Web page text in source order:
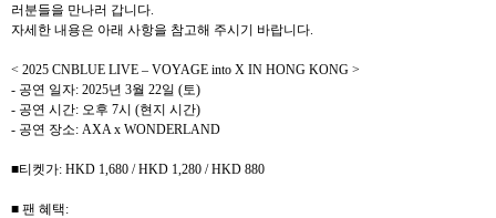
러분들을 만나러 갑니다.
자세한 내용은 아래 사항을 참고해 주시기 바랍니다.
< 2025 CNBLUE LIVE – VOYAGE into X IN HONG KONG >
- 공연 일자: 2025년 3월 22일 (토)
- 공연 시간: 오후 7시 (현지 시간)
- 공연 장소: AXA x WONDERLAND
■티켓가: HKD 1,680 / HKD 1,280 / HKD 880
■ 팬 혜택: